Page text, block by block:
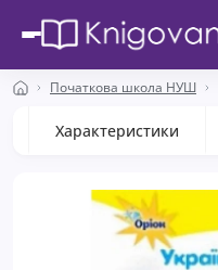
Початкова школа НУШ
Характеристики